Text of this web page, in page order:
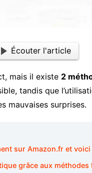
Écouter l'article
mais il existe 2
tandis que
mauvaises surprises.
sur Amazon.fr et
grâce aux méthodes